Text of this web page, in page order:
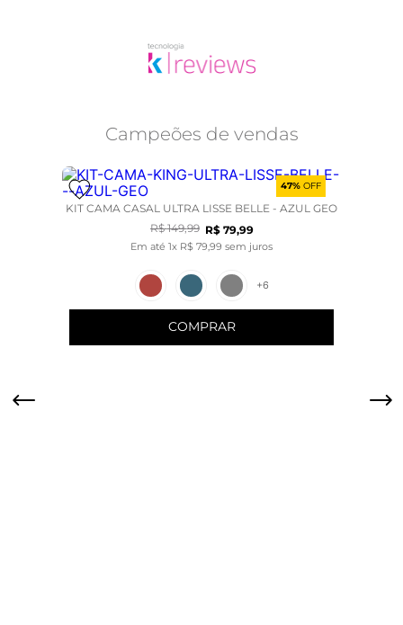
Campeões de vendas
47% OFF
KIT CAMA CASAL ULTRA LISSE BELLE - AZUL GEO
R$ 149,99 R$ 79,99
Em até 1x R$ 79 99 sem juros
+6
COMPRAR